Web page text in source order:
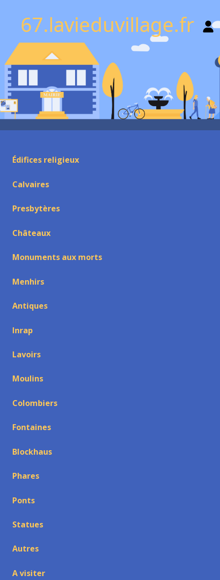
67.lavieduvillage.fr
Édifices religieux
Calvaires
Presbytères
Châteaux
Monuments aux morts
Menhirs
Antiques
Inrap
Lavoirs
Moulins
Colombiers
Fontaines
Blockhaus
Phares
Ponts
Statues
Autres
A visiter